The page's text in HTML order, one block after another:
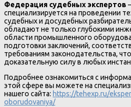
Федерация судебных экспертов
специализируется на проведении
судебных и досудебных
обладают не только глубокими
области промышленного
подготовки заключений,
требованиям законодательства,
доказательную силу в любых
Подробнее ознакомиться с
этой сфере вы можете на
нашего сайта: https://tehexp.ru/
oborudovaniya/